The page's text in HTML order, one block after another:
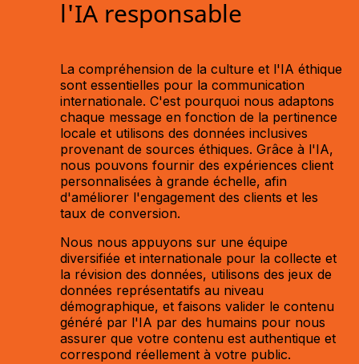
l'IA responsable
La compréhension de la culture et l'IA éthique
sont essentielles pour la communication
internationale. C'est pourquoi nous adaptons
chaque message en fonction de la pertinence
locale et utilisons des données inclusives
provenant de sources éthiques. Grâce à l'IA,
nous pouvons fournir des expériences client
personnalisées à grande échelle, afin
d'améliorer l'engagement des clients et les
taux de conversion.
Nous nous appuyons sur une équipe
diversifiée et internationale pour la collecte et
la révision des données, utilisons des jeux de
données représentatifs au niveau
démographique, et faisons valider le contenu
généré par l'IA par des humains pour nous
assurer que votre contenu est authentique et
correspond réellement à votre public.